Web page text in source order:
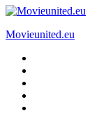
Movieunited.eu